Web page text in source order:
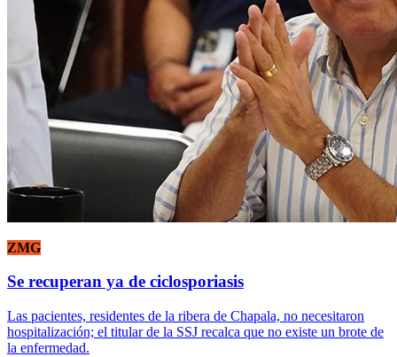
ZMG
Se recuperan ya de ciclosporiasis
Las pacientes, residentes de la ribera de Chapala, no necesitaron
hospitalización; el titular de la SSJ recalca que no existe un brote de
la enfermedad.